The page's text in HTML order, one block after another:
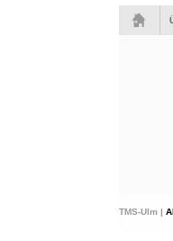
TMS-Ulm |